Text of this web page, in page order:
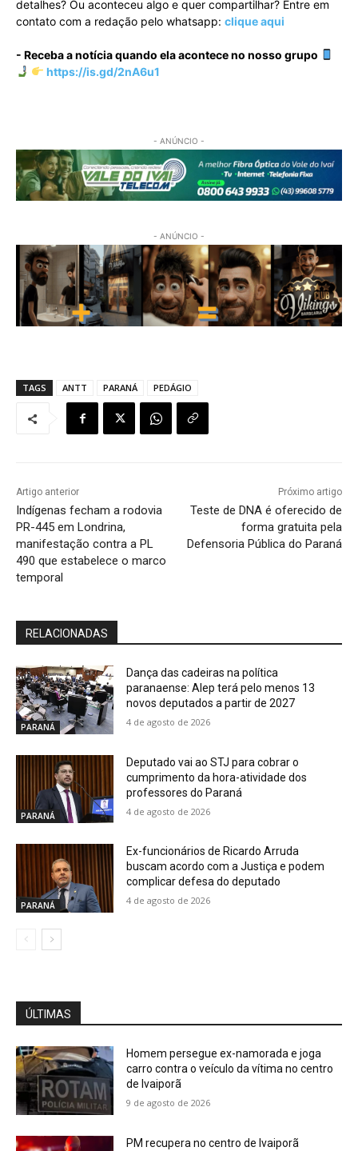
detalhes? Ou aconteceu algo e quer compartilhar? Entre em
contato com a redação pelo whatsapp: clique aqui
- Receba a notícia quando ela acontece no nosso grupo
https://is.gd/2nA6u1
- ANÚNCIO -
- ANÚNCIO -
TAGS ANTT PARANÁ PEDÁGIO
Artigo anterior
Indígenas fecham a rodovia
PR-445 em Londrina,
manifestação contra a PL
490 que estabelece o marco
temporal
Próximo artigo
Teste de DNA é oferecido de
forma gratuita pela
Defensoria Pública do Paraná
RELACIONADAS
PARANÁ
Dança das cadeiras na política
paranaense: Alep terá pelo menos 13
novos deputados a partir de 2027
4 de agosto de 2026
PARANÁ
Deputado vai ao STJ para cobrar o
cumprimento da hora-atividade dos
professores do Paraná
4 de agosto de 2026
PARANÁ
Ex-funcionários de Ricardo Arruda
buscam acordo com a Justiça e podem
complicar defesa do deputado
4 de agosto de 2026
ÚLTIMAS
Homem persegue ex-namorada e joga
carro contra o veículo da vítima no centro
de Ivaiporã
9 de agosto de 2026
PM recupera no centro de Ivaiporã